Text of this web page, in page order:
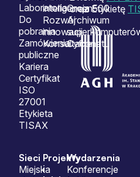
Laboratoria
Do
pobrania
Zamówienia
publiczne
Kariera
Certyfikat
ISO
27001
Etykieta
TISAX
inteligencja
Rozwój
innowacji
Konsultacje
Green500
Archiwum
Cyfronetu
Sieci
Miejska
Projekty
i
Wydarzenia
Konferencje
oraz Etykietę